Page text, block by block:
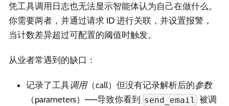
凭工具调用日志也无法显示智能体认为自己在做什么。
你需要两者，并通过请求 ID 进行关联，并设置报警，
当计数差异超过可配置的阈值时触发。
从业者常遇到的缺口：
记录了工具调用（call）但没有记录解析后的参数
（parameters）——导致你看到
send_email 被调